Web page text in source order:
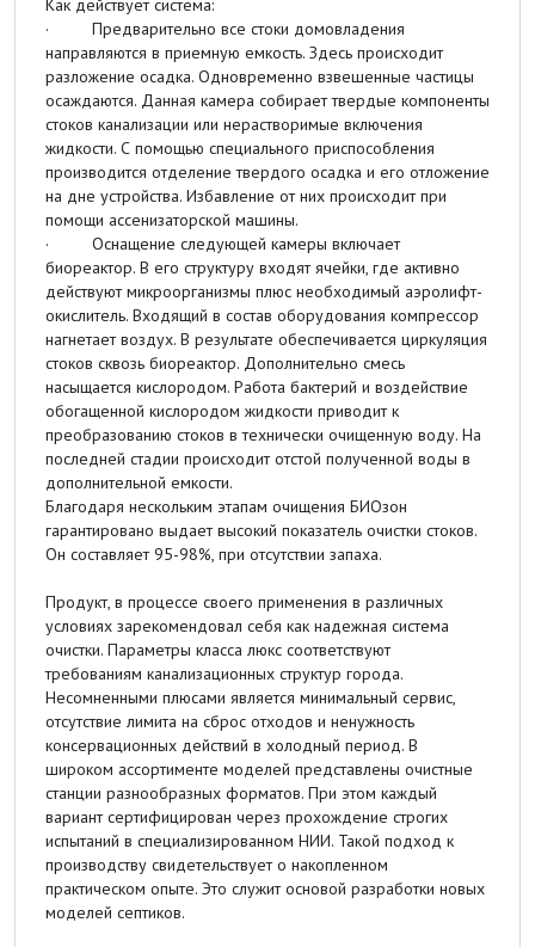
Как действует система:
· Предварительно все стоки домовладения
направляются в приемную емкость. Здесь происходит
разложение осадка. Одновременно взвешенные частицы
осаждаются. Данная камера собирает твердые компоненты
стоков канализации или нерастворимые включения
жидкости. С помощью специального приспособления
производится отделение твердого осадка и его отложение
на дне устройства. Избавление от них происходит при
помощи ассенизаторской машины.
· Оснащение следующей камеры включает
биореактор. В его структуру входят ячейки, где активно
действуют микроорганизмы плюс необходимый аэролифт-
окислитель. Входящий в состав оборудования компрессор
нагнетает воздух. В результате обеспечивается циркуляция
стоков сквозь биореактор. Дополнительно смесь
насыщается кислородом. Работа бактерий и воздействие
обогащенной кислородом жидкости приводит к
преобразованию стоков в технически очищенную воду. На
последней стадии происходит отстой полученной воды в
дополнительной емкости.
Благодаря нескольким этапам очищения БИОзон
гарантировано выдает высокий показатель очистки стоков.
Он составляет 95-98%, при отсутствии запаха.
Продукт, в процессе своего применения в различных
условиях зарекомендовал себя как надежная система
очистки. Параметры класса люкс соответствуют
требованиям канализационных структур города.
Несомненными плюсами является минимальный сервис,
отсутствие лимита на сброс отходов и ненужность
консервационных действий в холодный период. В
широком ассортименте моделей представлены очистные
станции разнообразных форматов. При этом каждый
вариант сертифицирован через прохождение строгих
испытаний в специализированном НИИ. Такой подход к
производству свидетельствует о накопленном
практическом опыте. Это служит основой разработки новых
моделей септиков.